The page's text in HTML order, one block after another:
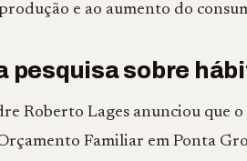
e ao aumento do
pesquisa sobre
Roberto Lages anunciou que
Familiar em Ponta